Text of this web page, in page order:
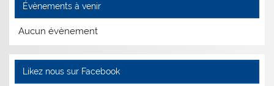
Évènements à venir
Aucun évènement
Likez nous sur Facebook